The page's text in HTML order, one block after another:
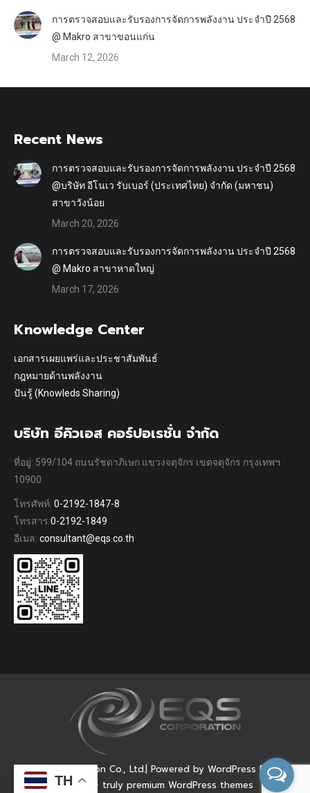
การตรวจสอบและรับรองการจัดการพลังงาน ประจำปี 2568
@ Makro สาขาขอนแก่น
March 12, 2026
Recent News
การตรวจสอบและรับรองการจัดการพลังงาน ประจำปี 2568
@บริษัท อีโนเว รับเบอร์ (ประเทศไทย) จำกัด (มหาชน)
สาขาวังน้อย
March 20, 2026
การตรวจสอบและรับรองการจัดการพลังงาน ประจำปี 2568
@ Makro สาขาหาดใหญ่
March 17, 2026
Knowledge Center
เอกสารเผยแพร่และประชาสัมพันธ์
กฎหมายด้านพลังงาน
ปันรู้ (Knowleds Sharing)
บริษัท อีคิวเอส คอร์ปอเรชั่น จำกัด
ที่อยู่: 599/104 ถนนรัชดาภิเษก แขวงจตุจักร เขตจตุจักร กรุงเทพฯ
10900
โทรศัพท์: 0-2192-1847-8
โทรสาร:0-2192-1849
อีเมล: consultant@eqs.co.th
© EQS Corporation Co., Ltd.| Powered by WordPress Dream-
Theme — truly premium WordPress themes
TH